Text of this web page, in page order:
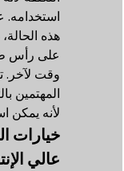
استخدامه.
هذه
على رأس
وقت لآخر.
المهتمين
لأنه يمكن
خيارات
عالي